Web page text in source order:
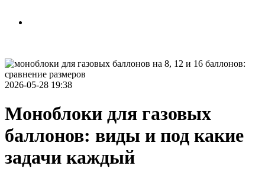
2026-05-28 19:38
Моноблоки для газовых
баллонов: виды и под какие
задачи каждый